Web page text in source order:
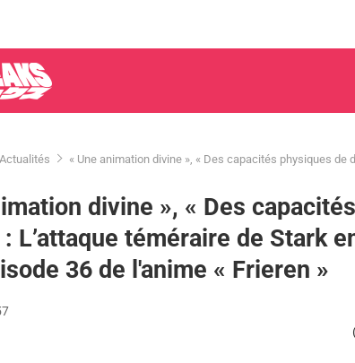
Actualités « Une animation divine », « Des capacités physiques de
divine », « Des
L’attaque téméraire de Stark
36 de l'anime « Frieren »